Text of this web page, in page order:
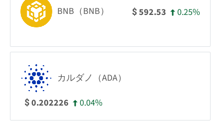
BNB（BNB） $592.53 0.25%
カルダノ（ADA）
$0.202226 0.04%